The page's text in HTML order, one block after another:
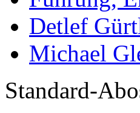
Detlef
Michael
Standard-